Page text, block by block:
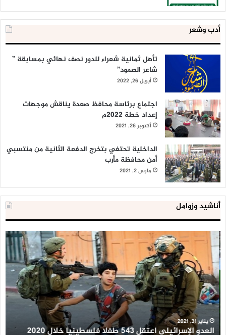
أدب وشعر
تأهل ثمانية شعراء للدور نصف نهائي بمسابقة ”
شاعر الصمود”
أبريل 26, 2022
اجتماع برئاسة محافظ صعدة يناقش موجهات
إعداد خطة 2022م
أكتوبر 26, 2021
الداخلية تحتفي بتخرج الدفعة الثانية من منتسبي
أمن محافظة مأرب
مارس 2, 2021
أناشيد وزوامل
العدو
الإسرائيلي
اعتقل
543
طفلا
فلسطينيا
خلال
2020
يناير 31, 2021
العدو الإسرائيلي اعتقل 543 طفلا فلسطينيا خلال 2020